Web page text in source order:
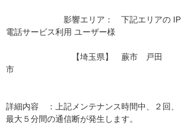
影響エリア：　下記エリアの IP
電話サービス利用 ユーザー様
【埼玉県】　蕨市　戸田
市
詳細内容　：上記メンテナンス時間中、２回、
最大５分間の通信断が発生します。